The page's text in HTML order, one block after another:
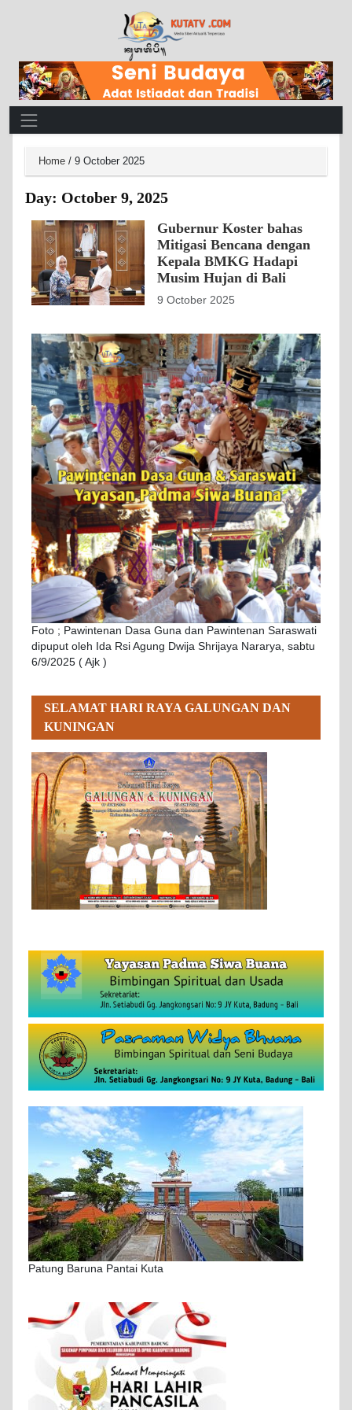
Main Navigation
Home / 9 October 2025
Day: October 9, 2025
Gubernur Koster bahas
Mitigasi Bencana dengan
Kepala BMKG Hadapi
Musim Hujan di Bali
9 October 2025
Foto ; Pawintenan Dasa Guna dan Pawintenan Saraswati
dipuput oleh Ida Rsi Agung Dwija Shrijaya Nararya, sabtu
6/9/2025 ( Ajk )
SELAMAT HARI RAYA GALUNGAN DAN
KUNINGAN
Patung Baruna Pantai Kuta